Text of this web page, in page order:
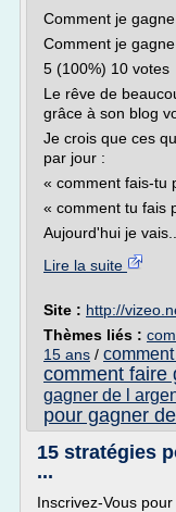
Comment je
Comment je
5 (100%) 10 votes
Le rêve de
grâce à son blog
Je crois que ces
par jour :
« comment fais-tu
« comment tu fais
Aujourd'hui je vais...
Lire la suite
Site : http://
Thèmes liés :
15 ans /
comment faire
gagner de l
pour gagner
15 stratégies
...
Inscrivez-Vous